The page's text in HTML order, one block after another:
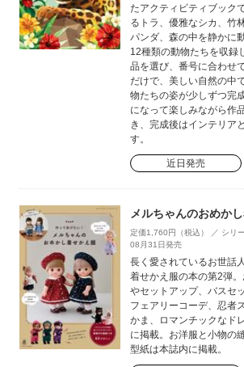
たアクティビティブック
るトラ、優雅なシカ、竹
パンダ、森の中を静かに
12種類の動物たちを収録
品を選び、番号に合わせ
だけで、美しい自然の中
物たちの姿が少しずつ完
になって楽しみながら作
き、完成後はインテリア
す。
近日発売
メルちゃんのおめか
定価1,760円（税込） ／ シリ
08月31日発売
長く愛されているお世話
着せかえ服の本の第2弾
やセットアップ、バスセ
フェアリーコーデ、忍者
かま、ロマンチックなド
に掲載。お洋服と小物の
型紙は本誌内に掲載。